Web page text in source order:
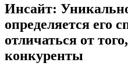
Инсайт:
определяется его
отличаться от
конкуренты